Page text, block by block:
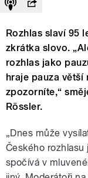
Rozhlas slaví 95
zkrátka slovo.
rozhlas jako
hraje pauza
zpozorníte,“
Rössler.
„Dnes může
Českého rozhlasu
spočívá v